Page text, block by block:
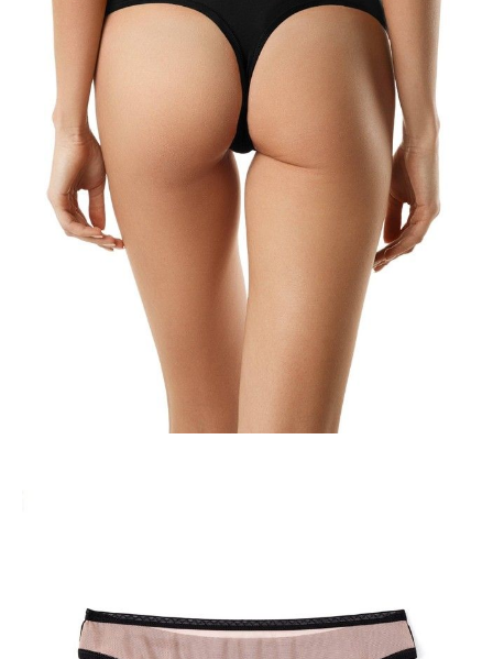
Ilość:
DODAJ DO KOSZYKA
Jak złożyć zamówienie
POWIADOM MNIE O DOSTĘPNOŚCI
ПОЛУЧИТЬ ПО EMAIL
Dostawa
darmowa od 99 zł
czas dostawy: 1-2 dni robocze
Paczkomaty InPost 24/7,
darmowa od 50 zł
czas dostawy: 1-2 dni robocze
w sklepie Conte (Łodz)
pn.- czw. 8:00 - 16:00, pt. 8:00 - 14:00
Majtki "stringi" - dodaj kobiecości do swojego wyglądu i stwórz
Podmiot odpowiedzialny
EuroTrade Tex Sp z o.o.
Św. Teresy 91